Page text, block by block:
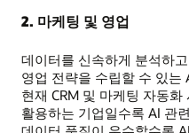
2. 마케팅 및 영업
데이터를 신속하게 분석하
영업 전략을 수립할 수 있는
현재 CRM 및 마케팅 자동
활용하는 기업일수록 AI 관